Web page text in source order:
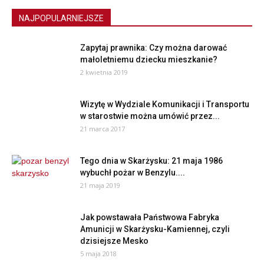
NAJPOPULARNIEJSZE
Zapytaj prawnika: Czy można darować
małoletniemu dziecku mieszkanie?
2 kwietnia 2019
Wizytę w Wydziale Komunikacji i Transportu
w starostwie można umówić przez...
21 marca 2017
Tego dnia w Skarżysku: 21 maja 1986
wybuchł pożar w Benzylu....
21 maja 2019
Jak powstawała Państwowa Fabryka
Amunicji w Skarżysku-Kamiennej, czyli
dzisiejsze Mesko
5 maja 2018